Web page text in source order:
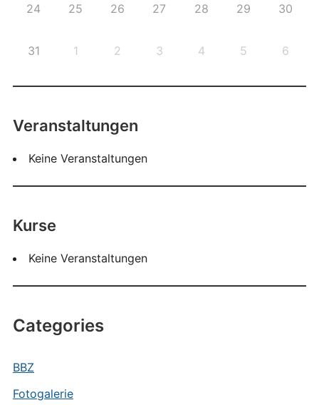
24 25 26 27 28 29 30
31 1 2 3 4 5 6
Veranstaltungen
Keine Veranstaltungen
Kurse
Keine Veranstaltungen
Categories
BBZ
Fotogalerie